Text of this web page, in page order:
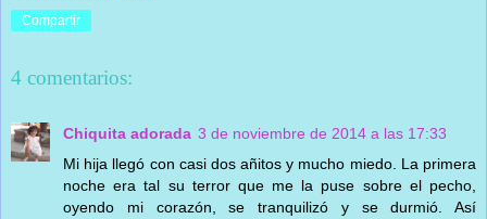
Compartir
4 comentarios:
Chiquita adorada 3 de noviembre de 2014 a las 17:33
Mi hija llegó con casi dos añitos y mucho miedo. La primera
noche era tal su terror que me la puse sobre el pecho,
oyendo mi corazón, se tranquilizó y se durmió. Así